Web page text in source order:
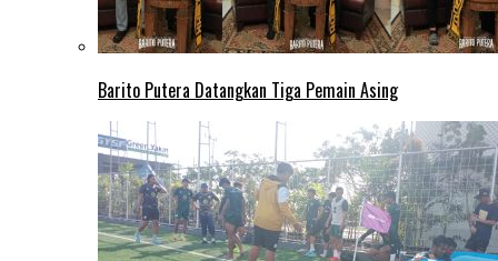
Barito Putera Datangkan Tiga Pemain Asing